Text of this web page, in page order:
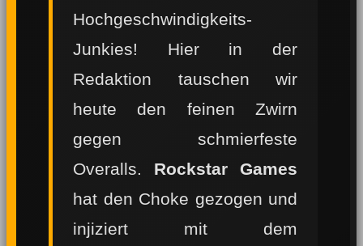
Hochgeschwindigkeits-
Junkies! Hier in der
Redaktion tauschen wir
heute den feinen Zwirn
gegen schmierfeste
Overalls. Rockstar Games
hat den Choke gezogen und
injiziert mit dem